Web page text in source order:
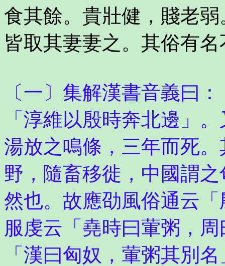
食其餘。貴壯健，賤老
皆取其妻妻之。其俗有
〔一〕集解漢書音義曰
「淳維以殷時奔北邊」
湯放之鳴條，三年而死
野，隨畜移徙，中國謂
然也。故應劭風俗通云
服虔云「堯時曰葷粥，
「漢曰匈奴，葷粥其別